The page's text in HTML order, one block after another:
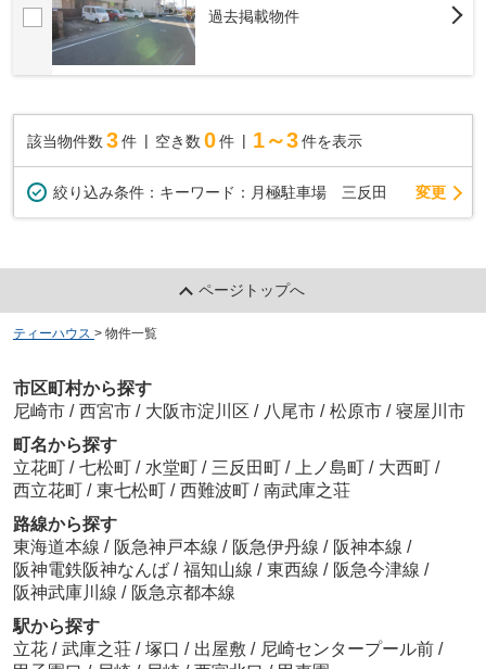
過去掲載物件
該当物件数 3件 空き数 0 件 1～3 件を表示
絞り込み条件： キーワード：月極駐車場 三反田 変更
ページトップへ
ティーハウス > 物件一覧
市区町村から探す
尼崎市 / 西宮市 / 大阪市淀川区 / 八尾市 / 松原市 / 寝屋川市
町名から探す
立花町 / 七松町 / 水堂町 / 三反田町 / 上ノ島町 / 大西町 /
西立花町 / 東七松町 / 西難波町 / 南武庫之荘
路線から探す
東海道本線 / 阪急神戸本線 / 阪急伊丹線 / 阪神本線 /
阪神電鉄阪神なんば / 福知山線 / 東西線 / 阪急今津線 /
阪神武庫川線 / 阪急京都本線
駅から探す
立花 / 武庫之荘 / 塚口 / 出屋敷 / 尼崎センタープール前 /